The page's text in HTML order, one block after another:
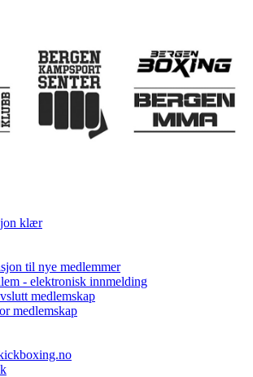
klær
til nye medlemmer
- elektronisk innmelding
medlemskap
medlemskap